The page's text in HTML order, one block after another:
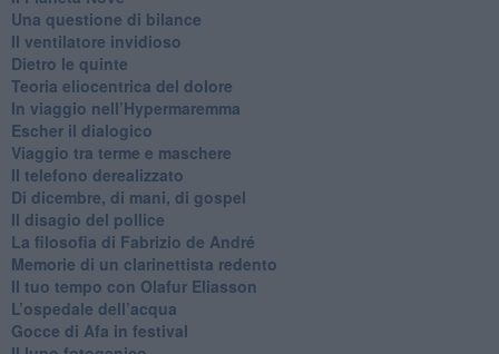
​Una questione di bilance
​Il ventilatore invidioso
​Dietro le quinte
​Teoria eliocentrica del dolore
In viaggio nell’Hypermaremma
​Escher il dialogico
​Viaggio tra terme e maschere
Il telefono derealizzato
​Di dicembre, di mani, di gospel
​Il disagio del pollice
​La filosofia di Fabrizio de André
Memorie di un clarinettista redento
​Il tuo tempo con Olafur Eliasson
​L’ospedale dell’acqua
​Gocce di Afa in festival